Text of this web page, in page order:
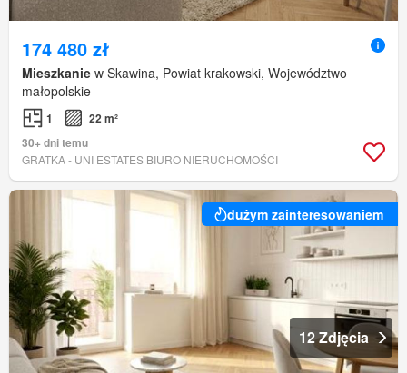
174 480 zł
Mieszkanie w Skawina, Powiat krakowski, Województwo
małopolskie
1
22 m²
30+ dni temu
GRATKA - UNI ESTATES BIURO NIERUCHOMOŚCI
dużym zainteresowaniem
12 Zdjęcia